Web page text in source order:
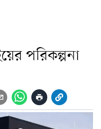
পরিকল্পনা